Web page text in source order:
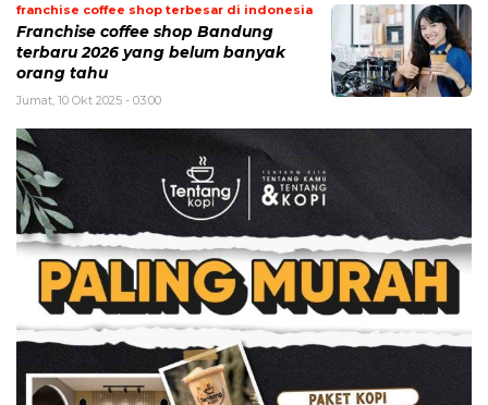
franchise coffee shop terbesar di indonesia
Franchise coffee shop Bandung
terbaru 2026 yang belum banyak
orang tahu
Jumat, 10 Okt 2025 - 03:00